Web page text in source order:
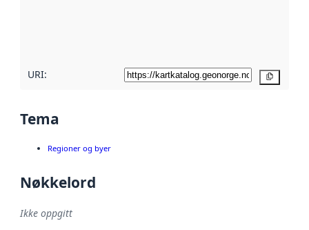
URI:
Tema
Regioner og byer
Nøkkelord
Ikke oppgitt